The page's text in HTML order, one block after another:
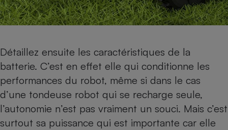
Détaillez ensuite les caractéristiques de la
batterie. C’est en effet elle qui conditionne les
performances du robot, même si dans le cas
d’une tondeuse robot qui se recharge seule,
l’autonomie n’est pas vraiment un souci. Mais c’est
surtout sa puissance qui est importante car elle